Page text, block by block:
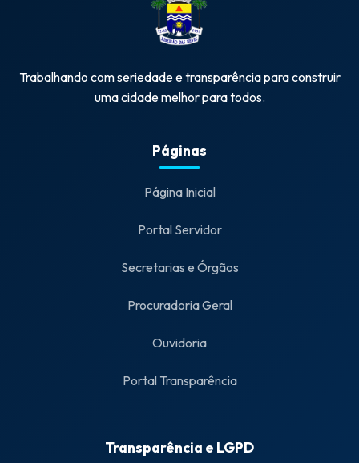
Trabalhando com seriedade e transparência para construir
uma cidade melhor para todos.
Páginas
Página Inicial
Portal Servidor
Secretarias e Órgãos
Procuradoria Geral
Ouvidoria
Portal Transparência
Transparência e LGPD